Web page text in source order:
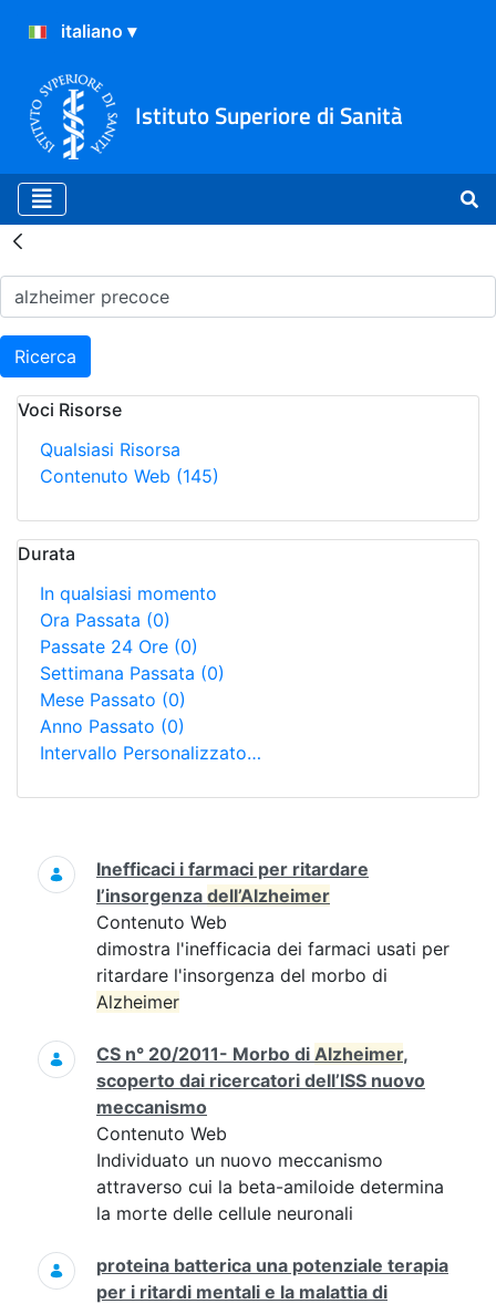
Istituto Superiore di Sanità
Risultati della Ricerca -
Ricerca
Voci Risorse
Qualsiasi Risorsa
Contenuto Web (145)
Durata
In qualsiasi momento
Ora Passata (0)
Passate 24 Ore (0)
Settimana Passata (0)
Mese Passato (0)
Anno Passato (0)
Intervallo Personalizzato…
Ricerca
Inefficaci i farmaci per ritardare
l’insorgenza dell’Alzheimer
Contenuto Web
dimostra l'inefficacia dei farmaci usati per
ritardare l'insorgenza del morbo di
Alzheimer
CS n° 20/2011- Morbo di Alzheimer,
scoperto dai ricercatori dell’ISS nuovo
meccanismo
Contenuto Web
Individuato un nuovo meccanismo
attraverso cui la beta-amiloide determina
la morte delle cellule neuronali
proteina batterica una potenziale terapia
per i ritardi mentali e la malattia di